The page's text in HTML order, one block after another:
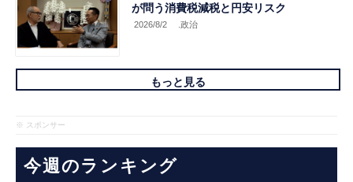
が問う消費税減税と円安リスク
2026/8/2 .政治
もっと見る
※ スポンサー
今週のランキング